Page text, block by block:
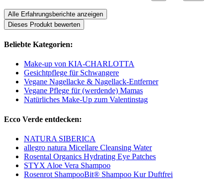
Alle Erfahrungsberichte anzeigen
Dieses Produkt bewerten
Beliebte Kategorien:
Make-up von KIA-CHARLOTTA
Gesichtpflege für Schwangere
Vegane Nagellacke & Nagellack-Entferner
Vegane Pflege für (werdende) Mamas
Natürliches Make-Up zum Valentinstag
Ecco Verde entdecken:
NATURA SIBERICA
allegro natura Micellare Cleansing Water
Rosental Organics Hydrating Eye Patches
STYX Aloe Vera Shampoo
Rosenrot ShampooBit® Shampoo Kur Duftfrei